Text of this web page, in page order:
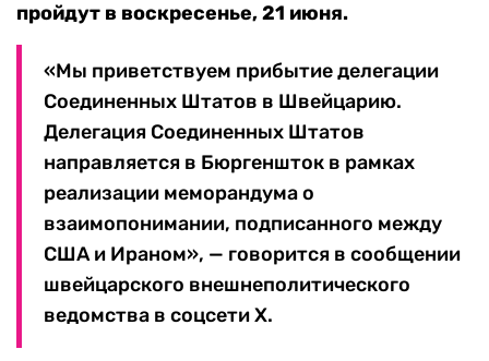
пройдут в воскресенье, 21 июня.
«Мы приветствуем прибытие делегации
Соединенных Штатов в Швейцарию.
Делегация Соединенных Штатов
направляется в Бюргеншток в рамках
реализации меморандума о
взаимопонимании, подписанного между
США и Ираном», — говорится в сообщении
швейцарского внешнеполитического
ведомства в соцсети Х.